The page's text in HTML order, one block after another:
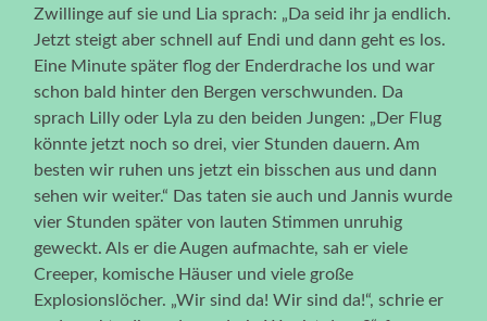
Zwillinge auf sie und Lia sprach: „Da seid ihr ja endlich.
Jetzt steigt aber schnell auf Endi und dann geht es los.
Eine Minute später flog der Enderdrache los und war
schon bald hinter den Bergen verschwunden. Da
sprach Lilly oder Lyla zu den beiden Jungen: „Der Flug
könnte jetzt noch so drei, vier Stunden dauern. Am
besten wir ruhen uns jetzt ein bisschen aus und dann
sehen wir weiter.“ Das taten sie auch und Jannis wurde
vier Stunden später von lauten Stimmen unruhig
geweckt. Als er die Augen aufmachte, sah er viele
Creeper, komische Häuser und viele große
Explosionslöcher. „Wir sind da! Wir sind da!“, schrie er